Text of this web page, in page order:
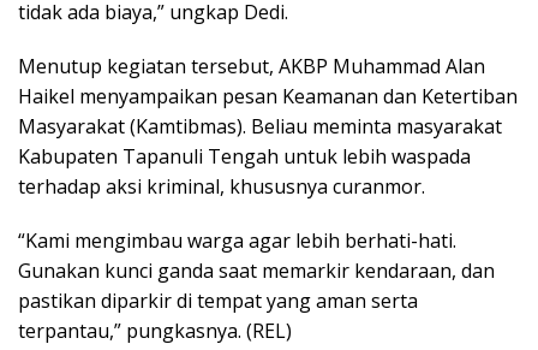
tidak ada biaya,” ungkap Dedi.
Menutup kegiatan tersebut, AKBP Muhammad Alan
Haikel menyampaikan pesan Keamanan dan Ketertiban
Masyarakat (Kamtibmas). Beliau meminta masyarakat
Kabupaten Tapanuli Tengah untuk lebih waspada
terhadap aksi kriminal, khususnya curanmor.
“Kami mengimbau warga agar lebih berhati-hati.
Gunakan kunci ganda saat memarkir kendaraan, dan
pastikan diparkir di tempat yang aman serta
terpantau,” pungkasnya. (REL)